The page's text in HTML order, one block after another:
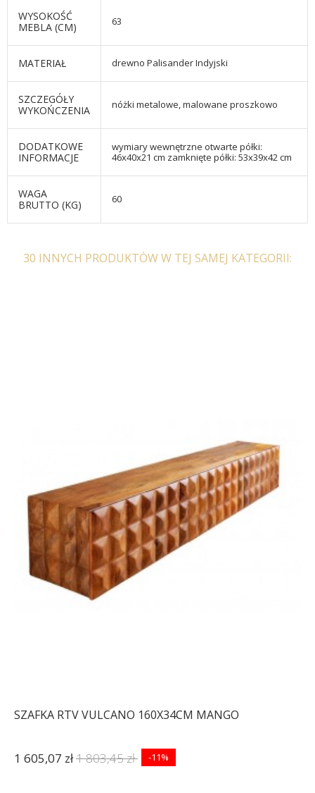
WYSOKOŚĆ
MEBLA (CM)
63
MATERIAŁ drewno Palisander Indyjski
SZCZEGÓŁY
WYKOŃCZENIA
nóżki metalowe, malowane proszkowo
DODATKOWE
INFORMACJE
wymiary wewnętrzne otwarte półki:
46x40x21 cm zamknięte półki: 53x39x42 cm
WAGA
BRUTTO (KG)
60
KOMODA AMAZONAS
150X43 CM AKACJA
2 681,50 zł 3 012,92 zł
-11%
30 INNYCH PRODUKTÓW W TEJ SAMEJ KATEGORII:
SZAFKA RTV VULCANO 160X34CM MANGO
1 605,07 zł1 803,45 zł -11%